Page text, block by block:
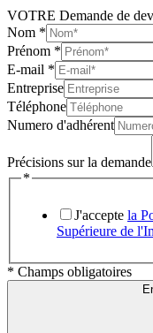
VOTRE Demande de
Nom *
Prénom *
E-mail *
Entreprise
Téléphone
Numero d'adhérent
Précisions sur la demande
*
J'accepte la
Supérieure de
* Champs obligatoires